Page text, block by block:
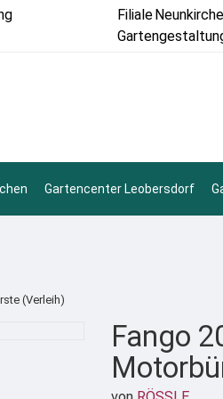
Filiale
Gartencenter Leobersdorf
(Verleih)
Fango